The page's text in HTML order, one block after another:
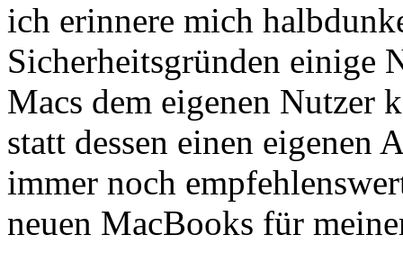
ich erinnere mich
Sicherheitsgründen einige
Macs dem eigenen Nutzer
statt dessen einen eigenen
immer noch
neuen MacBooks für